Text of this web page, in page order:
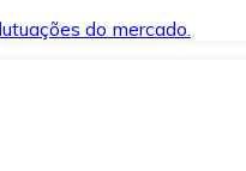
do mercado.